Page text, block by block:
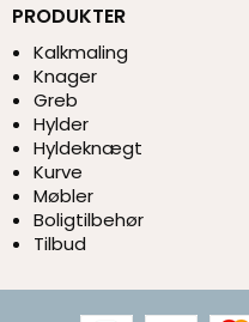
PRODUKTER
Kalkmaling
Knager
Greb
Hylder
Hyldeknægt
Kurve
Møbler
Boligtilbehør
Tilbud